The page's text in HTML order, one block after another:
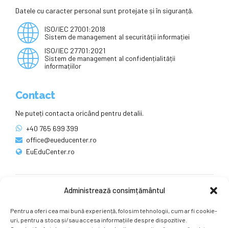
Administrează consimțământul
Pentru a oferi cea mai bună experiență, folosim tehnologii, cum ar fi cookie-
uri, pentru a stoca și/sau accesa informațiile despre dispozitive.
Datele cu caracter personal sunt protejate și în siguranță.
ISO/IEC 27001:2018
Sistem de management al securității informației
ISO/IEC 27701:2021
Sistem de management al confidențialității
informațiilor
Contact
Ne puteți contacta oricând pentru detalii.
+40 765 699 399
office@eueducenter.ro
EuEduCenter.ro
Ne puteți găsi și pe rețelele sociale.